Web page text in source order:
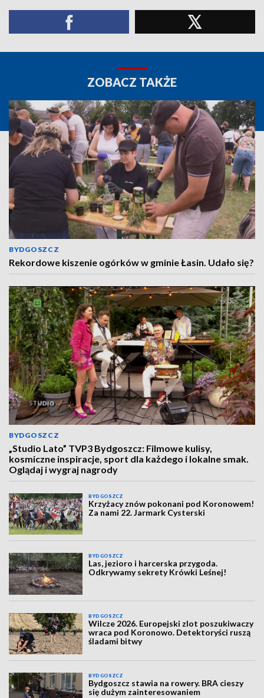
ZOBACZ TAKŻE
BYDGOSZCZ
Rekordowe kiszenie ogórków w gminie Łasin. Udało się?
BYDGOSZCZ
„Studio Lato” TVP3 Bydgoszcz: Filmowe kulisy,
kosmiczne inspiracje, sport dla każdego i lokalne smak.
Oglądaj i wygraj nagrody
BYDGOSZCZ
Krzyżacy znów pokonani pod Koronowem!
Za nami 22. Jarmark Cysterski
BYDGOSZCZ
Las, jezioro i harcerska przygoda.
Odkrywamy sekrety Krówki Leśnej!
BYDGOSZCZ
Wilcze 2026. Europejski zlot poszukiwaczy
wraca pod Koronowo. Detektoryści ruszą
śladami bitwy
BYDGOSZCZ
Bydgoszcz stawia na rowery. BRA cieszy
się dużym zainteresowaniem